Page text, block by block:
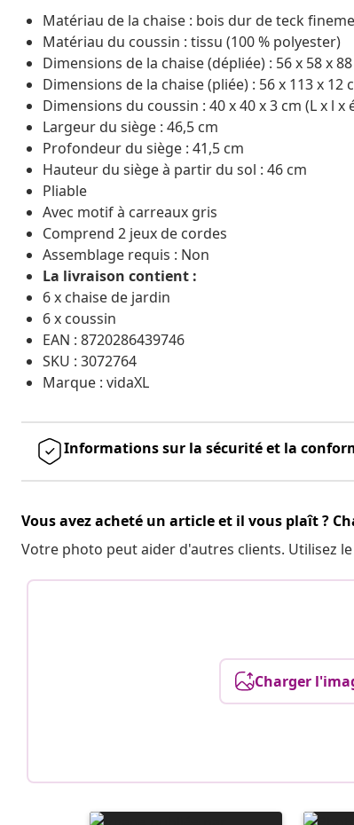
Matériau de la chaise : bois dur de teck
Matériau du coussin : tissu (100 % polyester)
Dimensions de la chaise (dépliée) : 56 x 58 x
Dimensions de la chaise (pliée) : 56 x 113 x 12
Dimensions du coussin : 40 x 40 x 3 cm (L x l x
Largeur du siège : 46,5 cm
Profondeur du siège : 41,5 cm
Hauteur du siège à partir du sol : 46 cm
Pliable
Avec motif à carreaux gris
Comprend 2 jeux de cordes
Assemblage requis : Non
La livraison contient :
6 x chaise de jardin
6 x coussin
EAN : 8720286439746
SKU : 3072764
Marque : vidaXL
Informations sur la sécurité et la
Vous avez acheté un article et il vous plaît ?
Votre photo peut aider d'autres clients. Utilisez
Charger